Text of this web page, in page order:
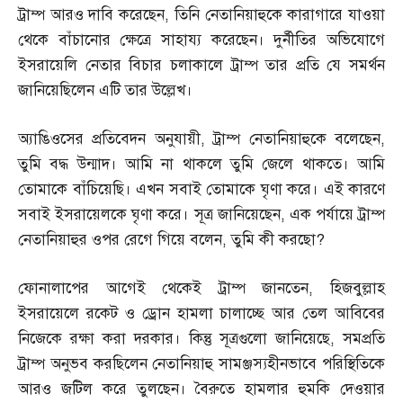
ট্রাম্প আরও দাবি করেছেন,তিনি নেতানিয়াহুকে কারাগারে যাওয়া
থেকে বাঁচানোর ক্ষেত্রে সাহায্য করেছেন। দুর্নীতির অভিযোগে
ইসরায়েলি নেতার বিচার চলাকালে ট্রাম্প তার প্রতি যে সমর্থন
জানিয়েছিলেন এটি তার উল্লেখ।
অ্যাঙিওসের প্রতিবেদন অনুযায়ী,ট্রাম্প নেতানিয়াহুকে বলেছেন,
তুমি বদ্ধ উন্মাদ। আমি না থাকলে তুমি জেলে থাকতে। আমি
তোমাকে বাঁচিয়েছি। এখন সবাই তোমাকে ঘৃণা করে। এই কারণে
সবাই ইসরায়েলকে ঘৃণা করে। সূত্র জানিয়েছেন, এক পর্যায়ে ট্রাম্প
নেতানিয়াহুর ওপর রেগে গিয়ে বলেন,তুমি কী করছো?
ফোনালাপের আগেই থেকেই ট্রাম্প জানতেন,হিজবুল্লাহ
ইসরায়েলে রকেট ও ড্রোন হামলা চালাচ্ছে আর তেল আবিবের
নিজেকে রক্ষা করা দরকার। কিন্তু সূত্রগুলো জানিয়েছে,সমপ্রতি
ট্রাম্প অনুভব করছিলেন নেতানিয়াহু সামঞ্জস্যহীনভাবে পরিস্থিতিকে
আরও জটিল করে তুলছেন। বৈরুতে হামলার হুমকি দেওয়ার